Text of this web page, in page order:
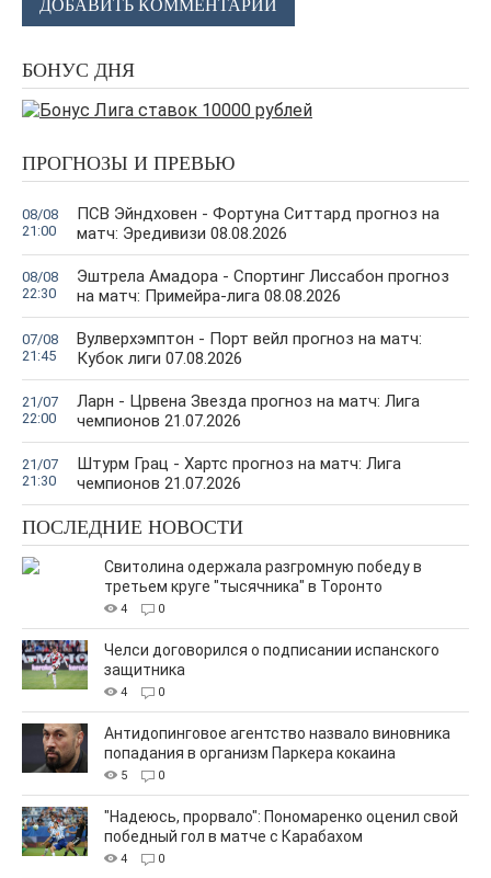
ДОБАВИТЬ КОММЕНТАРИЙ
БОНУС ДНЯ
ПРОГНОЗЫ И ПРЕВЬЮ
08/08
21:00
ПСВ Эйндховен - Фортуна Ситтард прогноз на
матч: Эредивизи 08.08.2026
08/08
22:30
Эштрела Амадора - Спортинг Лиссабон прогноз
на матч: Примейра-лига 08.08.2026
07/08
21:45
Вулверхэмптон - Порт вейл прогноз на матч:
Кубок лиги 07.08.2026
21/07
22:00
Ларн - Црвена Звезда прогноз на матч: Лига
чемпионов 21.07.2026
21/07
21:30
Штурм Грац - Хартс прогноз на матч: Лига
чемпионов 21.07.2026
ПОСЛЕДНИЕ НОВОСТИ
Свитолина одержала разгромную победу в
третьем круге "тысячника" в Торонто
4 0
Челси договорился о подписании испанского
защитника
4 0
Антидопинговое агентство назвало виновника
попадания в организм Паркера кокаина
5 0
"Надеюсь, прорвало": Пономаренко оценил свой
победный гол в матче с Карабахом
4 0